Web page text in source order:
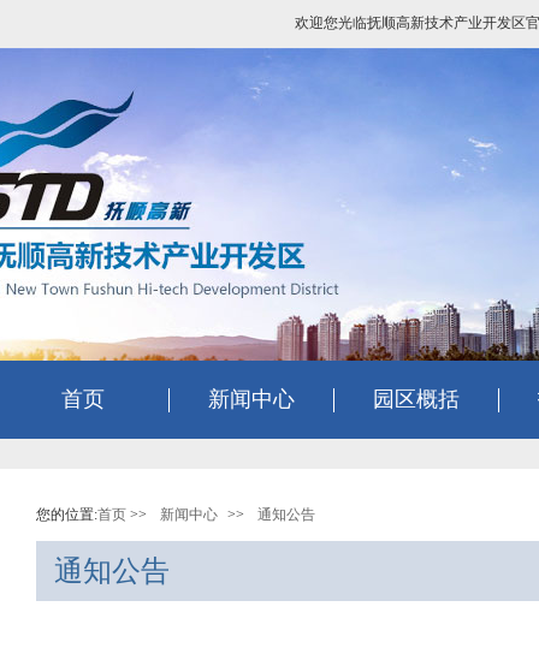
欢迎您光临抚顺高新技术产业开发区
首页 新闻中心 园区概括
您的位置:首页 >> 新闻中心 >> 通知公告
通知公告